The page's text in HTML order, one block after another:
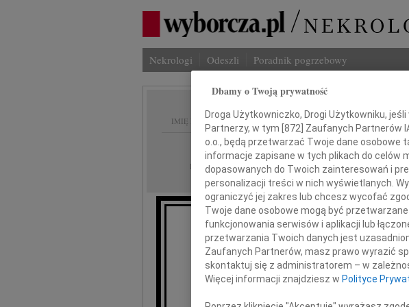
Nekrologi Odeszli Poradnik pogrzebowy
IMIĘ I NAZWISKO:
REGION: Łódź
DATA EMISJI: 03.11.2010
Pani
Wiesławie Smulik
z
Dbamy o Twoją prywatność
Droga Użytkowniczko, Drogi Użytkowniku,
Partnerzy, w tym [872] Zaufanych Partnerów
o.o., będą przetwarzać Twoje dane osobowe
informacje zapisane w tych plikach do celów
dopasowanych do Twoich zainteresowań i
personalizacji treści w nich wyświetlanych.
ograniczyć jej zakres lub chcesz wycofać
Twoje dane osobowe mogą być
funkcjonowania serwisów i aplikacji lub
przetwarzania Twoich danych jest
Zaufanych Partnerów, masz prawo wyrazić
skontaktuj się z administratorem – w
Więcej informacji znajdziesz w Polityce